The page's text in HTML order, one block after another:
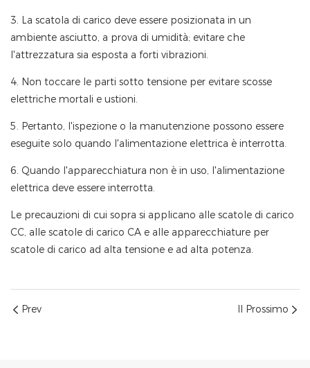
3. La scatola di carico deve essere posizionata in un
ambiente asciutto, a prova di umidità; evitare che
l'attrezzatura sia esposta a forti vibrazioni.
4. Non toccare le parti sotto tensione per evitare scosse
elettriche mortali e ustioni.
5. Pertanto, l'ispezione o la manutenzione possono essere
eseguite solo quando l'alimentazione elettrica è interrotta.
6. Quando l'apparecchiatura non è in uso, l'alimentazione
elettrica deve essere interrotta.
Le precauzioni di cui sopra si applicano alle scatole di carico
CC, alle scatole di carico CA e alle apparecchiature per
scatole di carico ad alta tensione e ad alta potenza.
Prev Il Prossimo